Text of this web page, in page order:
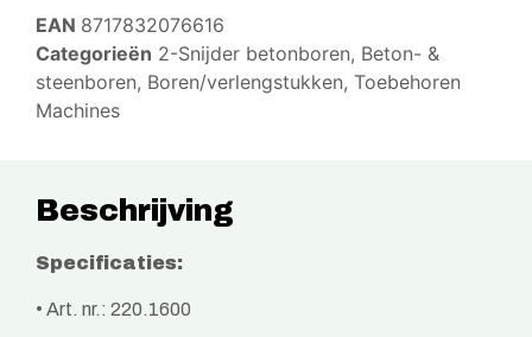
EAN 8717832076616
Categorieën 2-Snijder betonboren, Beton- &
steenboren, Boren/verlengstukken, Toebehoren
Machines
Beschrijving
Specificaties:
• Art. nr.: 220.1600